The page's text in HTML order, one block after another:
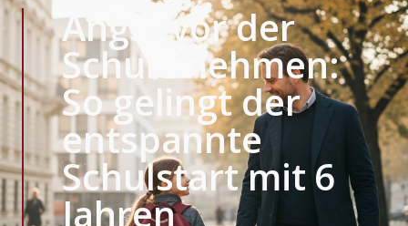
Angst vor der
Schule nehmen:
So gelingt der
entspannte
Schulstart mit 6
Jahren